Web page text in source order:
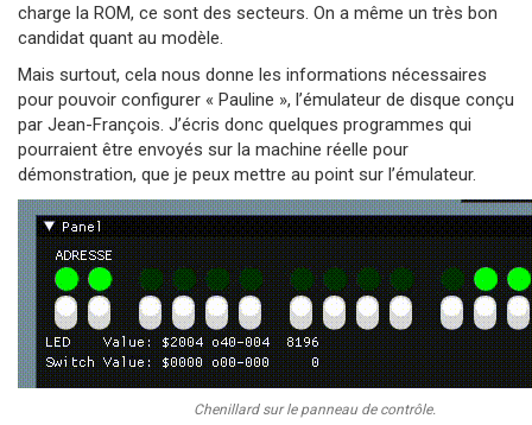
charge la ROM, ce sont des secteurs. On a même un très bon
candidat quant au modèle.
Mais surtout, cela nous donne les informations nécessaires
pour pouvoir configurer « Pauline », l’émulateur de disque conçu
par Jean-François. J’écris donc quelques programmes qui
pourraient être envoyés sur la machine réelle pour
démonstration, que je peux mettre au point sur l’émulateur.
Chenillard sur le panneau de contrôle.